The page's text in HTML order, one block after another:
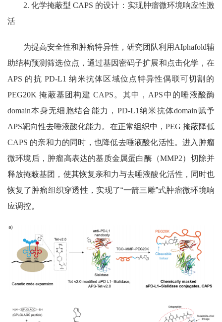
2.化学掩蔽型 CAPS 的设计：实现肿瘤微环境响应性激
活
为提高安全性和肿瘤特异性，研究团队利用 AIphafold辅
助结构预测筛选位点，通过基因密码子扩展和点击化学，在
APS 的抗 PD-L1纳米抗体区域位点特异性偶联可切割的
PEG20K掩蔽基团构建 CAPS 。其中， APS 中的唾液酸酶
domain本身无细胞结合能力， PD-L1 纳米抗体domain 赋予
APS靶向性去唾液酸化能力。在正常组织中， PEG 掩蔽降低
CAPS 的亲和力的同时，也降低去唾液酸化活性。进入肿瘤
微环境后，肿瘤高表达的基质金属蛋白酶（MMP2）切除并
释放掩蔽基团，使其恢复亲和力与去唾液酸化活性，同时也
恢复了肿瘤组织穿透性，实现了“一箭三雕”式肿瘤微环境响
应调控。